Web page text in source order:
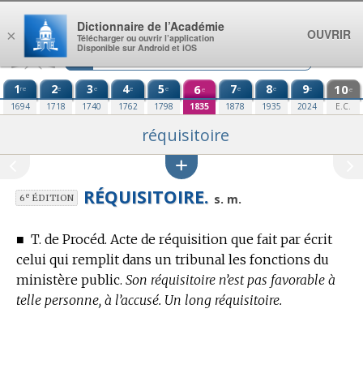
Aller au contenu
1re
1694
2e
1718
3e
1740
4e
1762
5e
1798
6e
1835
7e
1878
8e
1935
9e
2024
10e
E.C.
réquisitoire
6eÉDITION RÉQUISITOIRE. s. m.
■ T. de Procéd. Acte de réquisition que fait par écrit
celui qui remplit dans un tribunal les fonctions du
ministère public. Son réquisitoire n’est pas favorable à
telle personne, à l’accusé. Un long réquisitoire.
×
Dictionnaire de l’Académie
Télécharger ou ouvrir l’application
Disponible sur Android et iOS
OUVRIR